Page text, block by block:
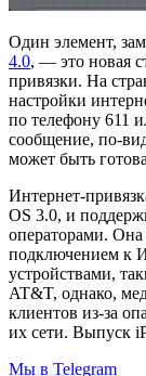
Один элемент,
4.0, — это новая
привязки. На
настройки
по телефону 611
сообщение, по-
может быть
Интернет-
OS 3.0, и
операторами. Она
подключением к
устройствами,
AT&T, однако,
клиентов из-за
их сети. Выпуск
Мы в Telegram